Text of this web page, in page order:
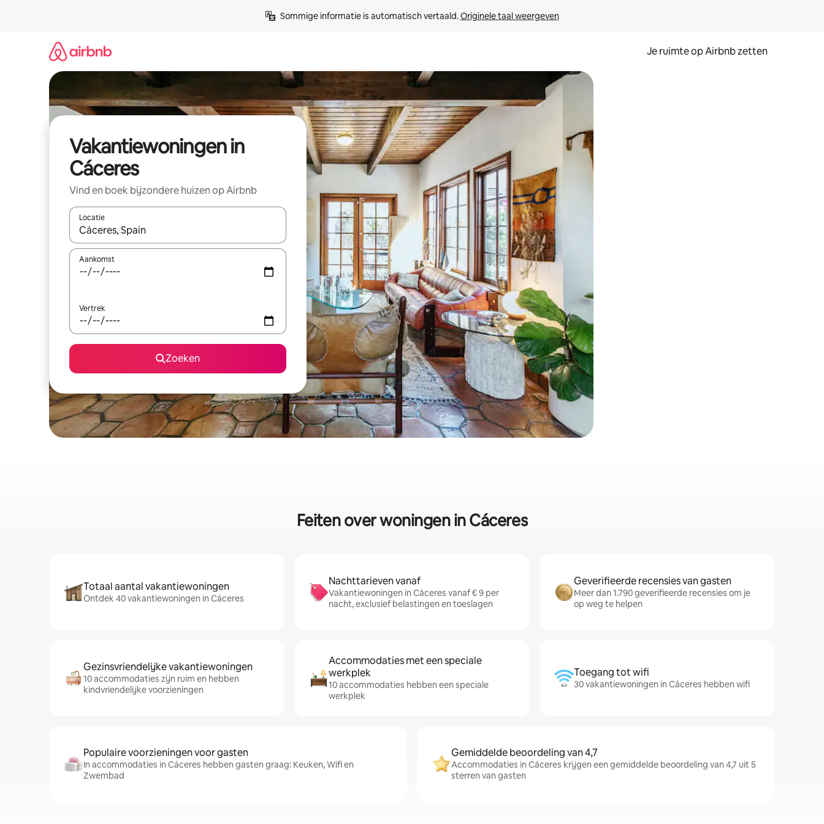
Sommige informatie is automatisch vertaald. Originele taal weergeven
Je ruimte op Airbnb zetten
Vakantiewoningen in
Cáceres
Vind en boek bijzondere huizen op Airbnb
Locatie
Wanneer er suggesties beschikbaar zijn, maak je een keuze met je de pijltjestoetsen omhoog en omlaag, óf door te tikken of swipen.
Aankomst
Vertrek
Zoeken
Feiten over woningen in Cáceres
Totaal aantal vakantiewoningen
Ontdek 40 vakantiewoningen in Cáceres
Nachttarieven vanaf
Vakantiewoningen in Cáceres vanaf € 9 per
nacht, exclusief belastingen en toeslagen
Geverifieerde recensies van gasten
Meer dan 1.790 geverifieerde recensies om je
op weg te helpen
Gezinsvriendelijke vakantiewoningen
10 accommodaties zijn ruim en hebben
kindvriendelijke voorzieningen
Accommodaties met een speciale
werkplek
10 accommodaties hebben een speciale
werkplek
Toegang tot wifi
30 vakantiewoningen in Cáceres hebben wifi
Populaire voorzieningen voor gasten
In accommodaties in Cáceres hebben gasten graag: Keuken, Wifi en
Zwembad
Gemiddelde beoordeling van 4,7
Accommodaties in Cáceres krijgen een gemiddelde beoordeling van 4,7 uit 5
sterren van gasten